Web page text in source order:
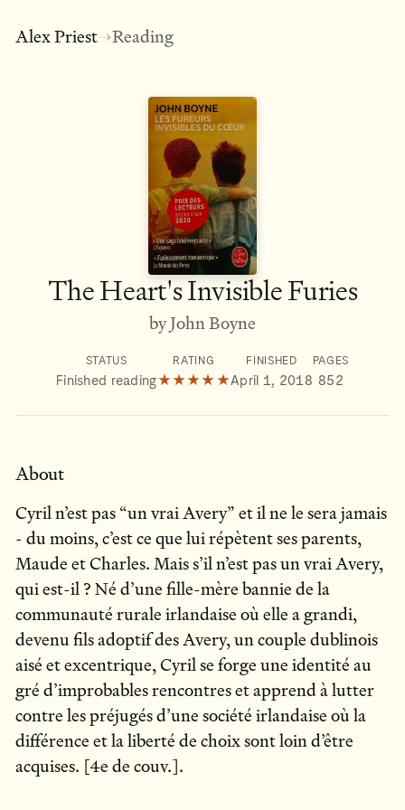
Alex Priest→Reading
The Heart's Invisible Furies
by John Boyne
STATUS
Finished reading
RATING
★★★★★
FINISHED
April 1, 2018
PAGES
852
About
Cyril n’est pas “un vrai Avery” et il ne le sera jamais
- du moins, c’est ce que lui répètent ses parents,
Maude et Charles. Mais s’il n’est pas un vrai Avery,
qui est-il ? Né d’une fille-mère bannie de la
communauté rurale irlandaise où elle a grandi,
devenu fils adoptif des Avery, un couple dublinois
aisé et excentrique, Cyril se forge une identité au
gré d’improbables rencontres et apprend à lutter
contre les préjugés d’une société irlandaise où la
différence et la liberté de choix sont loin d’être
acquises. [4e de couv.].